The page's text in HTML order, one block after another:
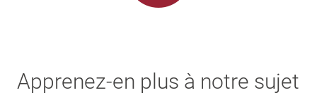
Apprenez-en plus à notre sujet